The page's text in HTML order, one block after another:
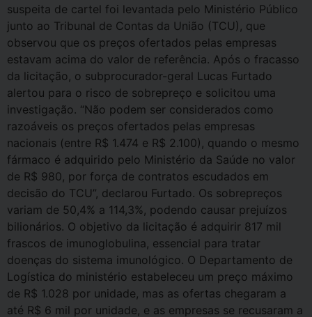
suspeita de cartel foi levantada pelo Ministério Público
junto ao Tribunal de Contas da União (TCU), que
observou que os preços ofertados pelas empresas
estavam acima do valor de referência. Após o fracasso
da licitação, o subprocurador-geral Lucas Furtado
alertou para o risco de sobrepreço e solicitou uma
investigação. “Não podem ser considerados como
razoáveis os preços ofertados pelas empresas
nacionais (entre R$ 1.474 e R$ 2.100), quando o mesmo
fármaco é adquirido pelo Ministério da Saúde no valor
de R$ 980, por força de contratos escudados em
decisão do TCU”, declarou Furtado. Os sobrepreços
variam de 50,4% a 114,3%, podendo causar prejuízos
bilionários. O objetivo da licitação é adquirir 817 mil
frascos de imunoglobulina, essencial para tratar
doenças do sistema imunológico. O Departamento de
Logística do ministério estabeleceu um preço máximo
de R$ 1.028 por unidade, mas as ofertas chegaram a
até R$ 6 mil por unidade, e as empresas se recusaram a